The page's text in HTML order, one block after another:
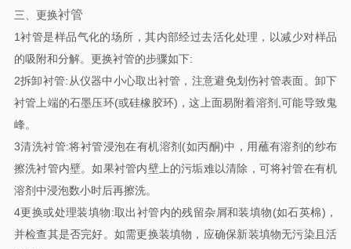
三、更换衬管
1衬管是样品气化的场所，其内部经过去活化处理，以减少对样品
的吸附和分解。更换衬管的步骤如下:
2拆卸衬管:从仪器中小心取出衬管，注意避免划伤衬管表面。卸下
衬管上端的石墨压环(或硅橡胶环)，这上面易附着溶剂,可能导致鬼
峰。
3清洗衬管:将衬管浸泡在有机溶剂(如丙酮)中，用蘸有溶剂的纱布
擦洗衬管内壁。如果衬管内壁上的污垢难以清除，可将衬管在有机
溶剂中浸泡数小时后再擦洗。
4更换或处理装填物:取出衬管内的残留杂屑和装填物(如石英棉)，
并检查其是否完好。如需更换装填物，应确保新装填物无污染且活